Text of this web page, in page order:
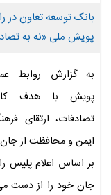
بانک توسعه تعاون در
پویش ملی «نه به
به گزارش روابط
پویش با هدف
تصادفات، ارتقای
ایمن و محافظت از